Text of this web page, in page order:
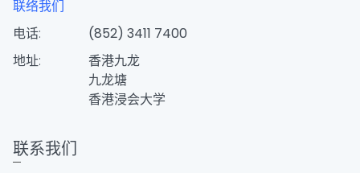
联络我们
电话:
(852) 3411 7400
地址:
香港九龙
九龙塘
香港浸会大学
联系我们